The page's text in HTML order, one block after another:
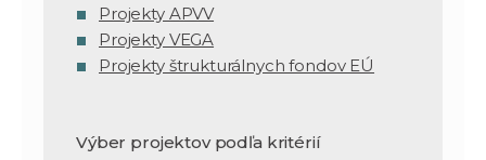
Projekty APVV
Projekty VEGA
Projekty štrukturálnych fondov EÚ
Výber projektov podľa kritérií